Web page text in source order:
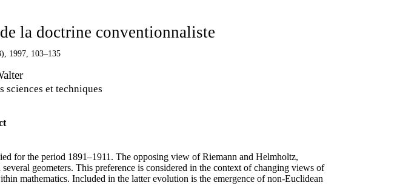
la doctrine conventionnaliste
1997, 103–135
sciences et techniques
for the period 1891–1911. The opposing view of Riemann and Helmholtz,
geometers. This preference is considered in the context of changing views of
mathematics. Included in the latter evolution is the emergence of non-Euclidean